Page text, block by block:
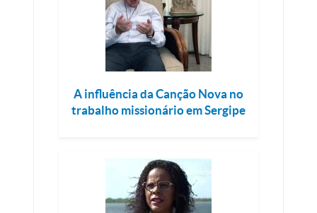
A influência da Canção Nova no
trabalho missionário em Sergipe